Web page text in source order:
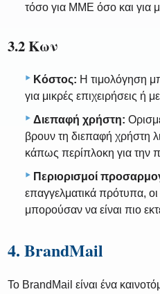
τόσο για ΜΜΕ όσο και για
3.2 Κων
Κόστος: Η τιμολόγηση
για μικρές επιχειρήσεις ή
Διεπαφή χρήστη:
βρουν τη διεπαφή χρήστη
κάπως περίπλοκη για την
Περιορισμοί
επαγγελματικά πρότυπα,
μπορούσαν να είναι πιο
4. BrandMail
Το BrandMail είναι ένα